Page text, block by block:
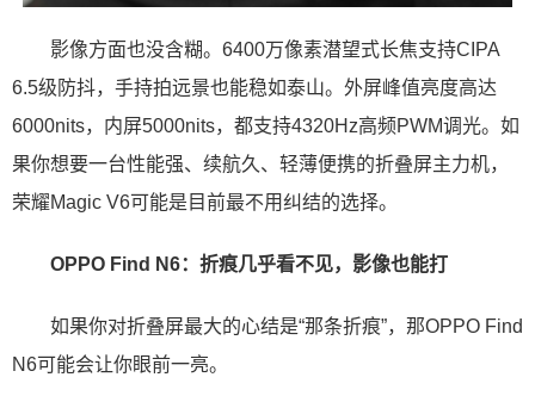
影像方面也没含糊。6400万像素潜望式长焦支持CIPA
6.5级防抖，手持拍远景也能稳如泰山。外屏峰值亮度高达
6000nits，内屏5000nits，都支持4320Hz高频PWM调光。如
果你想要一台性能强、续航久、轻薄便携的折叠屏主力机，
荣耀Magic V6可能是目前最不用纠结的选择。
OPPO Find N6：折痕几乎看不见，影像也能打
如果你对折叠屏最大的心结是“那条折痕”，那OPPO Find
N6可能会让你眼前一亮。